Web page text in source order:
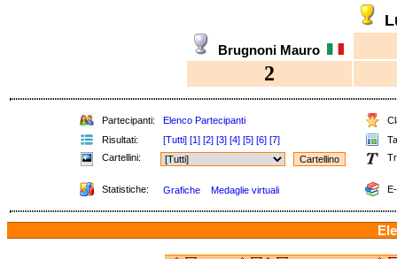
Brugnoni Mauro
2
Partecipanti: Elenco Partecipanti
Risultati:
[Tutti] [1] [2] [3] [4] [5] [6] [7]
Cartellini:
Statistiche: Grafiche Medaglie virtuali